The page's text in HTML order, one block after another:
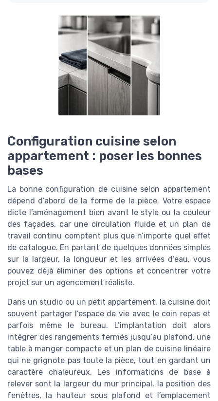
Configuration cuisine selon
appartement : poser les bonnes
bases
La bonne configuration de cuisine selon appartement
dépend d’abord de la forme de la pièce. Votre espace
dicte l’aménagement bien avant le style ou la couleur
des façades, car une circulation fluide et un plan de
travail continu comptent plus que n’importe quel effet
de catalogue. En partant de quelques données simples
sur la largeur, la longueur et les arrivées d’eau, vous
pouvez déjà éliminer des options et concentrer votre
projet sur un agencement réaliste.
Dans un studio ou un petit appartement, la cuisine doit
souvent partager l’espace de vie avec le coin repas et
parfois même le bureau. L’implantation doit alors
intégrer des rangements fermés jusqu’au plafond, une
table à manger compacte et un plan de cuisine linéaire
qui ne grignote pas toute la pièce, tout en gardant un
caractère chaleureux. Les informations de base à
relever sont la largeur du mur principal, la position des
fenêtres, la hauteur sous plafond et l’emplacement